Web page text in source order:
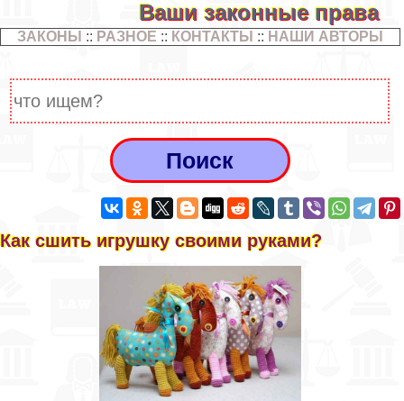
Ваши законные права
ЗАКОНЫ :: РАЗНОЕ :: КОНТАКТЫ :: НАШИ АВТОРЫ
Как сшить игрушку своими руками?